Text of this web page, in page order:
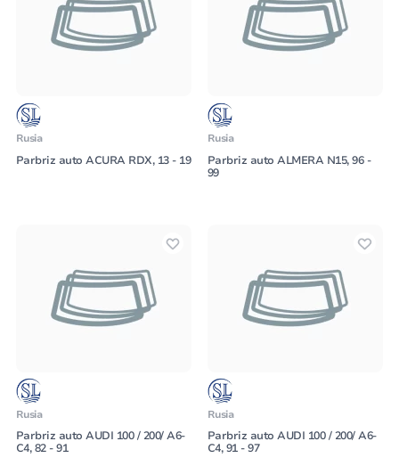
Rusia
Parbriz auto ACURA RDX, 13 - 19
Rusia
Parbriz auto ALMERA N15, 96 -
99
Rusia
Parbriz auto AUDI 100 / 200/ A6-
C4, 82 - 91
Rusia
Parbriz auto AUDI 100 / 200/ A6-
C4, 91 - 97